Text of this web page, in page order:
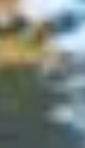
André Bunnig
Jimmy van Delft
Tim van Delft
Louise de Jonge
Ylana Deijn
Gijs de Kok
Nik Romsom
Leo van der Spek